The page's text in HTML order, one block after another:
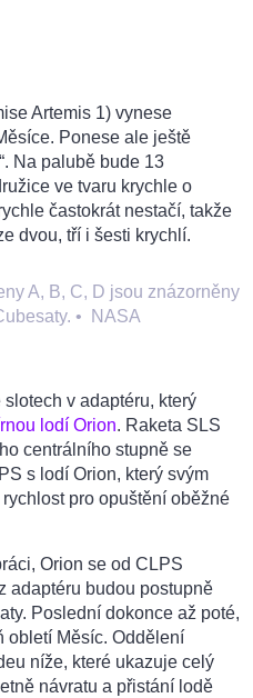
Artemis 1) vynese
Ponese ale ještě
Na palubě bude 13
ve tvaru krychle o
častokrát nestačí, takže
dvou, tří i šesti krychlí.
A, B, C, D jsou znázorněny
• NASA
v adaptéru, který
lodí Orion. Raketa SLS
centrálního stupně se
s lodí Orion, který svým
pro opuštění oběžné
Orion se od CLPS
adaptéru budou postupně
Poslední dokonce až poté,
obletí Měsíc. Oddělení
níže, které ukazuje celý
návratu a přistání lodě